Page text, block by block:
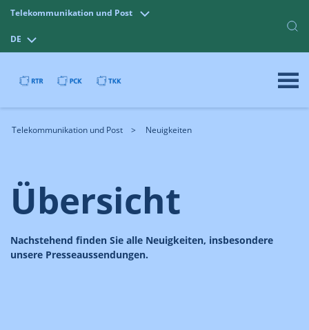
Telekommunikation und Post
DE
Telekommunikation und Post Neuigkeiten
Übersicht
Nachstehend finden Sie alle Neuigkeiten, insbesondere
unsere Presseaussendungen.